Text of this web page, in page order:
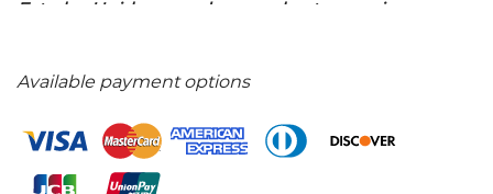
Estados Unidos con el apoyo de otras naciones
y el Partido Popular Socialista de México organizaron
creara un comité de solidaridad para que se
promoviera, a nivel nacional y se coordinaran las
acciones de apoyo a Vietnam. Siqueiros fue el
Available payment options